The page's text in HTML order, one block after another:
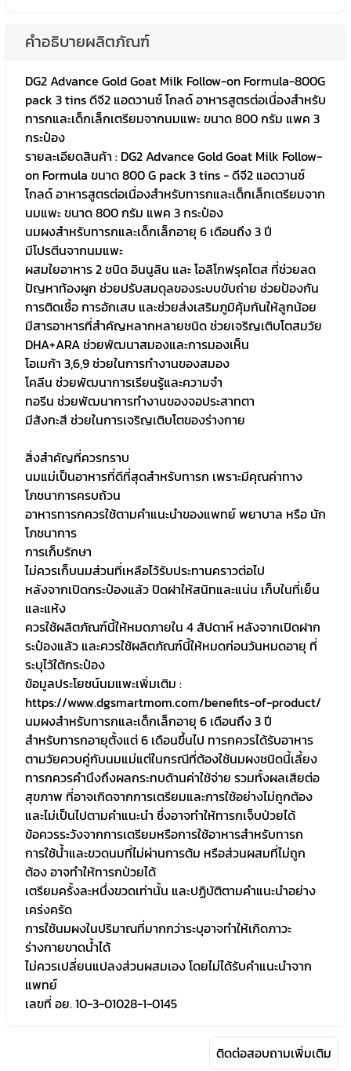
คำอธิบายผลิตภัณฑ์
DG2 Advance Gold Goat Milk Follow-on Formula-800G
pack 3 tins ดีจี2 แอดวานซ์ โกลด์ อาหารสูตรต่อเนื่องสำหรับ
ทารกและเด็กเล็กเตรียมจากนมแพะ ขนาด 800 กรัม แพค 3
กระป๋อง
รายละเอียดสินค้า : DG2 Advance Gold Goat Milk Follow-
on Formula ขนาด 800 G pack 3 tins - ดีจี2 แอดวานซ์
โกลด์ อาหารสูตรต่อเนื่องสำหรับทารกและเด็กเล็กเตรียมจาก
นมแพะ ขนาด 800 กรัม แพค 3 กระป๋อง
นมผงสำหรับทารกและเด็กเล็กอายุ 6 เดือนถึง 3 ปี
มีโปรตีนจากนมแพะ
ผสมใยอาหาร 2 ชนิด อินนูลิน และ โอลิโกฟรุคโตส ที่ช่วยลด
ปัญหาท้องผูก ช่วยปรับสมดุลของระบบขับถ่าย ช่วยป้องกัน
การติดเชื้อ การอักเสบ และช่วยส่งเสริมภูมิคุ้มกันให้ลูกน้อย
มีสารอาหารที่สำคัญหลากหลายชนิด ช่วยเจริญเติบโตสมวัย
DHA+ARA ช่วยพัฒนาสมองและการมองเห็น
โอเมก้า 3,6,9 ช่วยในการทำงานของสมอง
โคลีน ช่วยพัฒนาการเรียนรู้และความจำ
ทอรีน ช่วยพัฒนาการทำงานของจอประสาทตา
มีสังกะสี ช่วยในการเจริญเติบโตของร่างกาย
สิ่งสำคัญที่ควรทราบ
นมแม่เป็นอาหารที่ดีที่สุดสำหรับทารก เพราะมีคุณค่าทาง
โภชนาการครบถ้วน
อาหารทารกควรใช้ตามคำแนะนำของแพทย์ พยาบาล หรือ นัก
โภชนาการ
การเก็บรักษา
ไม่ควรเก็บนมส่วนที่เหลือไว้รับประทานคราวต่อไป
หลังจากเปิดกระป๋องแล้ว ปิดฝาให้สนิทและแน่น เก็บในที่เย็น
และแห้ง
ควรใช้ผลิตภัณฑ์นี้ให้หมดภายใน 4 สัปดาห์ หลังจากเปิดฝาก
ระป๋องแล้ว และควรใช้ผลิตภัณฑ์นี้ให้หมดก่อนวันหมดอายุ ที่
ระบุไว้ใต้กระป๋อง
ข้อมูลประโยชน์นมแพะเพิ่มเติม :
https://www.dgsmartmom.com/benefits-of-product/
นมผงสำหรับทารกและเด็กเล็กอายุ 6 เดือนถึง 3 ปี
สำหรับทารกอายุตั้งแต่ 6 เดือนขึ้นไป ทารกควรได้รับอาหาร
ตามวัยควบคู่กับนมแม่แต่ในกรณีที่ต้องใช้นมผงชนิดนี้เลี้ยง
ทารกควรคำนึงถึงผลกระทบด้านค่าใช้จ่าย รวมทั้งผลเสียต่อ
สุขภาพ ที่อาจเกิดจากการเตรียมและการใช้อย่างไม่ถูกต้อง
และไม่เป็นไปตามคำแนะนำ ซึ่งอาจทำให้ทารกเจ็บป่วยได้
ข้อควรระวังจากการเตรียมหรือการใช้อาหารสำหรับทารก
การใช้น้ำและขวดนมที่ไม่ผ่านการต้ม หรือส่วนผสมที่ไม่ถูก
ต้อง อาจทำให้ทารกป่วยได้
เตรียมครั้งละหนึ่งขวดเท่านั้น และปฏิบัติตามคำแนะนำอย่าง
เคร่งครัด
การใช้นมผงในปริมาณที่มากกว่าระบุอาจทำให้เกิดภาวะ
ร่างกายขาดน้ำได้
ไม่ควรเปลี่ยนแปลงส่วนผสมเอง โดยไม่ได้รับคำแนะนำจาก
แพทย์
เลขที่ อย. 10-3-01028-1-0145
ติดต่อสอบถามเพิ่มเติม